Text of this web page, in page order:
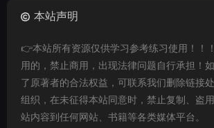
本站声明
👉本站所有资源仅供学习参考练习使用！！
用的，禁止商用，出现法律问题自行承担！
了原著者的合法权益，可联系我们删除链接
组织，在未征得本站同意时，禁止复制、盗
站内容到任何网站、书籍等各类媒体平台。